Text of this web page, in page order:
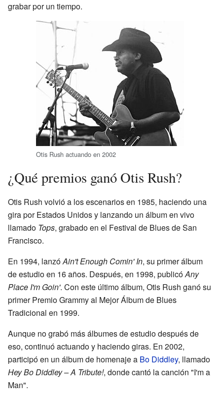
grabar por un tiempo.
Otis Rush actuando en 2002
¿Qué premios ganó Otis Rush?
Otis Rush volvió a los escenarios en 1985, haciendo una
gira por Estados Unidos y lanzando un álbum en vivo
llamado Tops, grabado en el Festival de Blues de San
Francisco.
En 1994, lanzóAin't Enough Comin' In, su primer álbum
de estudio en 16 años. Después, en 1998, publicóAny
Place I'm Goin'. Con este último álbum, Otis Rush ganó su
primer Premio Grammy al Mejor Álbum de Blues
Tradicional en 1999.
Aunque no grabó más álbumes de estudio después de
eso, continuó actuando y haciendo giras. En 2002,
participó en un álbum de homenaje a Bo Diddley, llamado
Hey Bo Diddley – A Tribute!, donde cantó la canción "I'm a
Man".